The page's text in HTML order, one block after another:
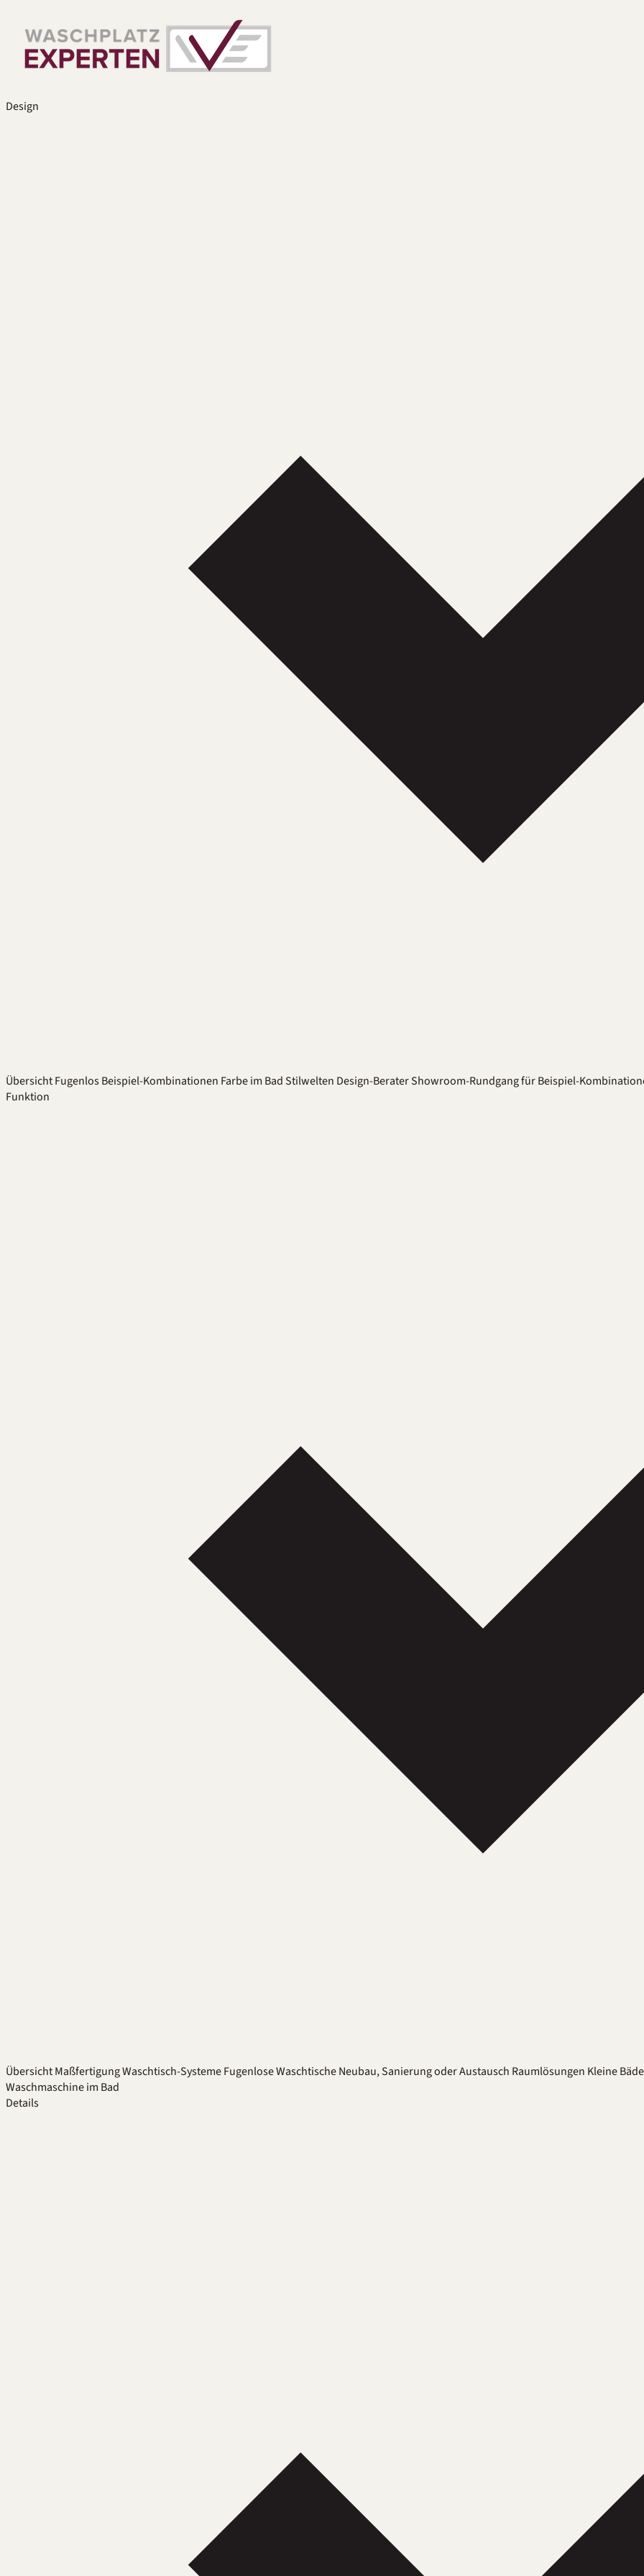
Design
ÜbersichtFugenlosBeispiel-Kombinationen Farbe im BadStilwelten Design-BeraterShowroom-Rundgang für Beispiel-
Funktion
ÜbersichtMaßfertigungWaschtisch-SystemeFugenlose WaschtischeNeubau, Sanierung oder Austausch Raumlösungen Kleine
Waschmaschine im Bad
Details